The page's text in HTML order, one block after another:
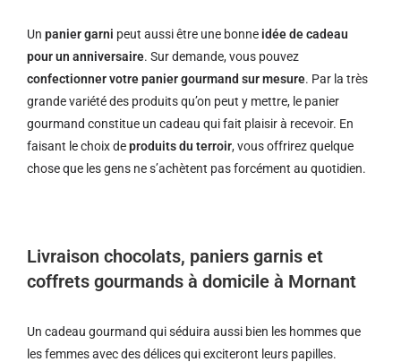
Un panier garni peut aussi être une bonne idée de cadeau
pour un anniversaire. Sur demande, vous pouvez
confectionner votre panier gourmand sur mesure. Par la très
grande variété des produits qu’on peut y mettre, le panier
gourmand constitue un cadeau qui fait plaisir à recevoir. En
faisant le choix deproduits du terroir, vous offrirez quelque
chose que les gens ne s’achètent pas forcément au quotidien.
Livraison chocolats, paniers garnis et
coffrets gourmands à domicile à Mornant
Un cadeau gourmand qui séduira aussi bien les hommes que
les femmes avec des délices qui exciteront leurs papilles.